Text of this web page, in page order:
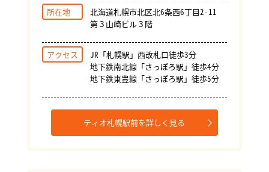
所在地
北海道札幌市北区北6条西6丁目2-11
第３山崎ビル３階
アクセス
JR「札幌駅」西改札口徒歩3分
地下鉄南北線「さっぽろ駅」徒歩4分
地下鉄東豊線「さっぽろ駅」徒歩5分
ティオ札幌駅前を詳しく見る